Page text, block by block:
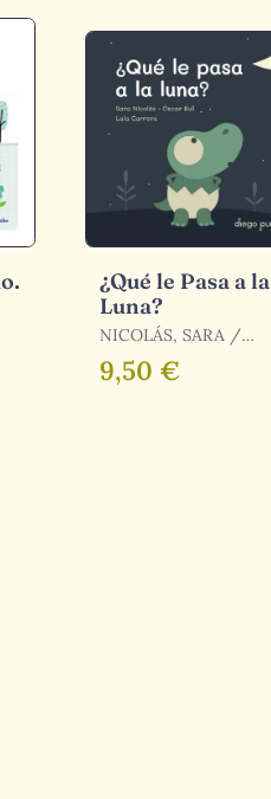
¿Qué le Pasa a la
Luna?
NICOLÁS, SARA /
RULL, ÓSCAR
9,50 €